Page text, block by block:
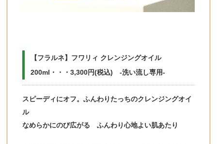
【フラルネ】フワリィ クレンジングオイル
200ml・・・3,300円(税込) -洗い流し専用-
スピーディにオフ。ふんわりたっちのクレンジングオイ
ル
なめらかにのび広がる ふんわり心地よい肌あたり